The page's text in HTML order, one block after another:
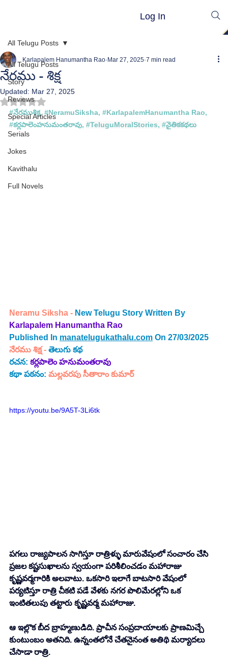
Log In
All Telugu Posts
Story
Reviews
Special Articles
Serials
Jokes
Kavithalu
Full Novels
All Telugu Posts
నేరము - శిక్ష
Karlapalem Hanumantha Rao Mar 27, 2025 7 min read
Updated: Mar 27, 2025
Rated NaN out of 5 stars.
#నేరముశిక్ష, #NeramuSiksha, #KarlapalemHanumantha Rao,
#కర్లపాలెంహనుమంతరావు, #TeluguMoralStories, #నైతికకథలు
Neramu Siksha - New Telugu Story Written By
Karlapalem Hanumantha Rao
Published In manatelugukathalu.com On 27/03/2025
నేరము శిక్ష - తెలుగు కథ
రచన: కర్లపాలెం హనుమంతరావు
కథా పఠనం: మల్లవరపు సీతారాం కుమార్
https://youtu.be/9A5T-3Li6tk
పగలు రాజ్యపాలన సాగిస్తూ రాత్రిళ్ళు మారువేషంలో సంచారం చేసి
ప్రజల కష్టసుఖాలను స్వయంగా పరిశీలించడం మహారాజు
కృష్ణవర్మగారికి అలవాటు. ఒకసారి ఇలాగే బాటసారి వేషంలో
పర్యటిస్తూ రాత్రి చీకటి పడే వేళకు నగర పొలిమేరల్లోని ఒక
ఇంటితలుపు తట్టారు కృష్ణవర్మ మహారాజు.
ఆ ఇల్లొక బీద బ్రాహ్మణుడిది. ప్రాచీన సంప్రదాయాలకు ప్రాణమిచ్చే
కుంటుంబం అతనిది. ఉన్నంతలోనే చేతనైనంత అతిథి మర్యాదలు
చేసాడా రాత్రి.